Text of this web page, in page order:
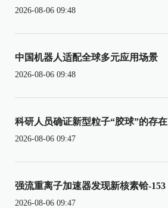
2026-08-06 09:48
中国机器人适配全球多元应用场景
2026-08-06 09:48
科研人员确证新型粒子“胶球”的存在
2026-08-06 09:47
强流重离子加速器发现新核素铪-153
2026-08-06 09:47